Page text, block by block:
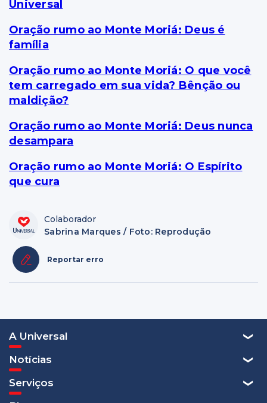
Universal
Oração rumo ao Monte Moriá: Deus é
família
Oração rumo ao Monte Moriá: O que você
tem carregado em sua vida? Bênção ou
maldição?
Oração rumo ao Monte Moriá: Deus nunca
desampara
Oração rumo ao Monte Moriá: O Espírito
que cura
Colaborador
Sabrina Marques / Foto: Reprodução
Reportar erro
A Universal
Notícias
Serviços